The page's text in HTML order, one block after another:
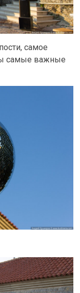
самое
самые важные